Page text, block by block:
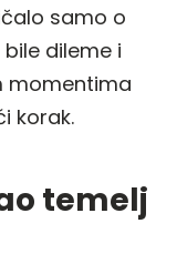
samo o
dileme i
momentima
korak.
temelj